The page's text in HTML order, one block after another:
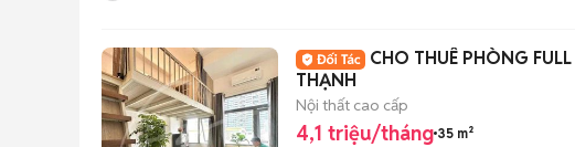
CHO THUÊ PHÒNG
THẠNH
Nội thất cao cấp
4,1 triệu/tháng 35 m²